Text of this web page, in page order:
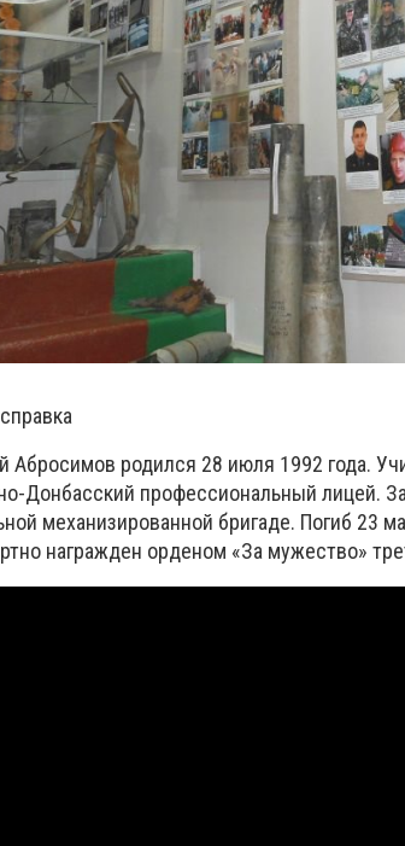
Абросимов родился 28 июля 1992 года.
Донбасский профессиональный лицей.
механизированной бригаде. Погиб 23
награжден орденом «За мужество»